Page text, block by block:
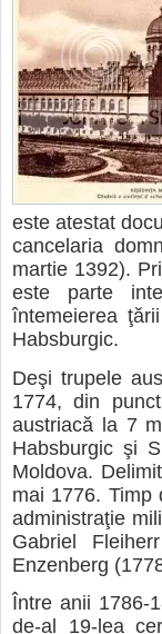
este atestat
cancelaria
martie 1392).
este parte
întemeierea
Habsburgic.
Deşi trupele
1774, din
austriacă la 7
Habsburgic şi
Moldova.
mai 1776. Timp
administraţie
Gabriel
Enzenberg
Între anii 1786-
de-al 19-lea